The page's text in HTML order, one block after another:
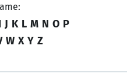
J K L M N O P
W X Y Z